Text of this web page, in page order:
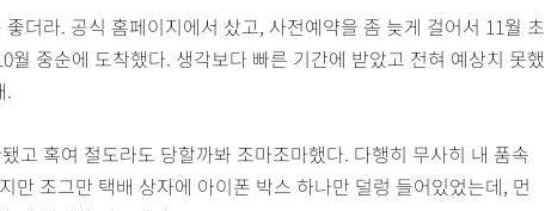
더라. 공식 홈페이지에서 샀고, 사전예약을 좀 늦게 걸어서 11월 초
월 중순에 도착했다. 생각보다 빠른 기간에 받았고 전혀 예상치 못했
.
고 혹여 절도라도 당할까봐 조마조마했다. 다행히 무사히 내 품속
만 조그만 택배 상자에 아이폰 박스 하나만 덜렁 들어있었는데, 먼